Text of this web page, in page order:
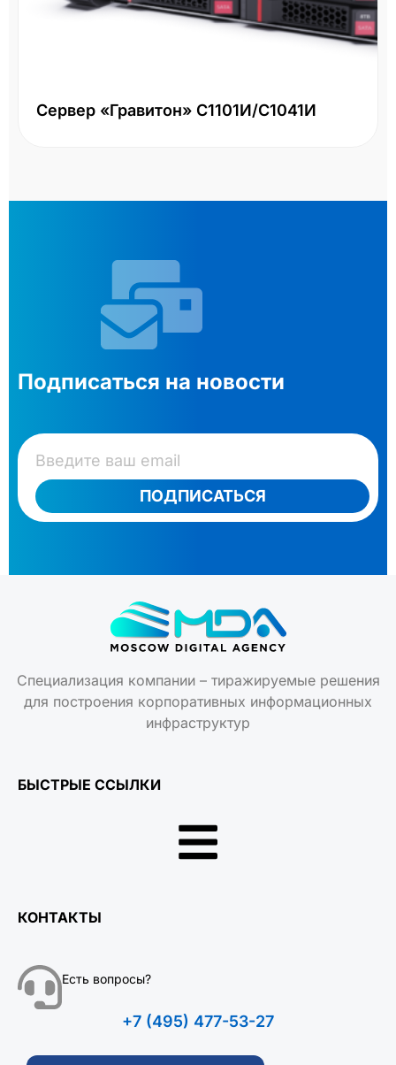
Сервер «Гравитон» С1101И/С1041И
Подписаться на новости
ПОДПИСАТЬСЯ
Специализация компании – тиражируемые решения
для построения корпоративных информационных
инфраструктур
БЫСТРЫЕ ССЫЛКИ
КОНТАКТЫ
Есть вопросы?
+7 (495) 477-53-27